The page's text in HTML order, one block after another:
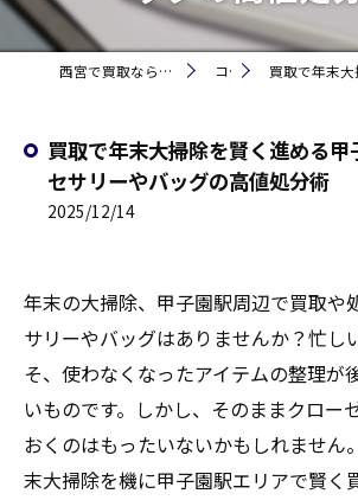
西宮で買取なら買取大吉コロワ甲子園店 コラム 買取で年末大掃除を賢く進める
買取で年末大掃除を賢く進める甲
セサリーやバッグの高値処分術
2025/12/14
年末の大掃除、甲子園駅周辺で買取や
サリーやバッグはありませんか？忙し
そ、使わなくなったアイテムの整理が
いものです。しかし、そのままクロー
おくのはもったいないかもしれません
末大掃除を機に甲子園駅エリアで賢く